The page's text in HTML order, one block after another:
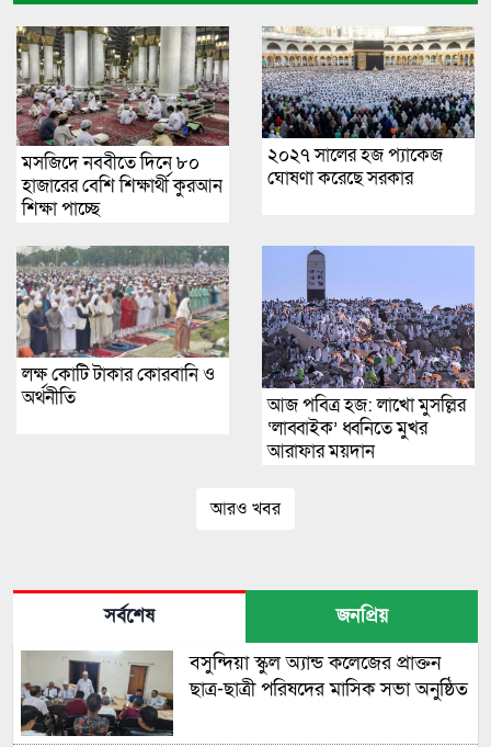
মসজিদে নববীতে দিনে ৮০
হাজারের বেশি শিক্ষার্থী কুরআন
শিক্ষা পাচ্ছে
২০২৭ সালের হজ প্যাকেজ
ঘোষণা করেছে সরকার
লক্ষ কোটি টাকার কোরবানি ও
অর্থনীতি
আজ পবিত্র হজ: লাখো মুসল্লির
‘লাব্বাইক’ ধ্বনিতে মুখর
আরাফার ময়দান
আরও খবর
সর্বশেষ জনপ্রিয়
বসুন্দিয়া স্কুল অ্যান্ড কলেজের প্রাক্তন
ছাত্র-ছাত্রী পরিষদের মাসিক সভা অনুষ্ঠিত